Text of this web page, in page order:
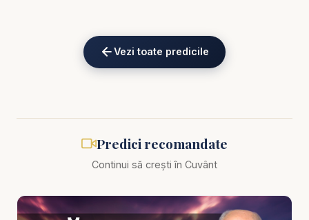
Alătură-te acestui canal pentru a primi acces la
Lucian Cristescu - Credința practică bazată pe
Biblie - predici creștine
convingeri frumoase, nici doar o apartenență
Vezi toate predicile
Predici recomandate
Continui să crești în Cuvânt